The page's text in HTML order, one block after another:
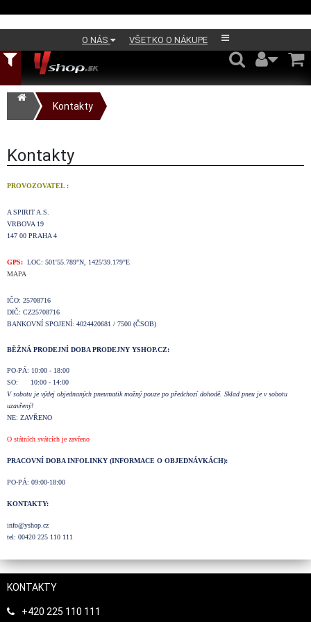
O NÁS VŠETKO O NÁKUPE
Kontakty
Kontakty
PROVOZOVATEL :
A SPIRIT A.S.
VRBOVA 19
147 00 PRAHA 4
GPS: LOC: 501'55.789"N, 1425'39.179"E
MAPA
IČO: 25708716
DIČ: CZ25708716
BANKOVNÍ SPOJENÍ: 4024420681 / 7500 (ČSOB)
BĚŽNÁ PRODEJNÍ DOBA PRODEJNY YSHOP.CZ:
PO-PÁ: 10:00 - 18:00
SO: 10:00 - 14:00
V sobotu je výdej objednaných pneumatik možný pouze po předchozí dohodě. Sklad pneu je v sobotu
uzavřený!
NE: ZAVŘENO
O státních svátcích je zavřeno
PRACOVNÍ DOBA INFOLINKY (INFORMACE O OBJEDNÁVKÁCH):
PO-PÁ: 09:00-18:00
KONTAKTY:
info@yshop.cz
tel: 00420 225 110 111
KONTAKTY
+420 225 110 111